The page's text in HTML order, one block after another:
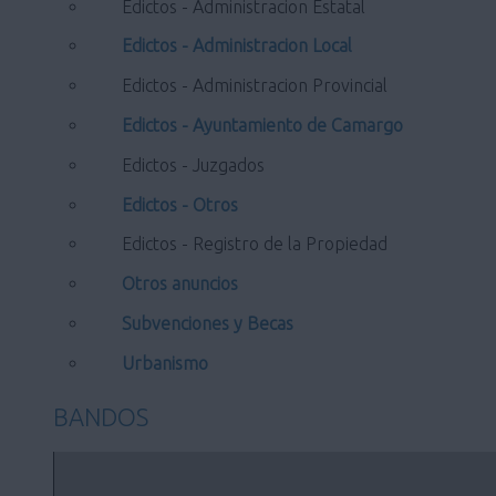
Edictos - Administracion Estatal
Edictos - Administracion Local
Edictos - Administracion Provincial
Edictos - Ayuntamiento de Camargo
Edictos - Juzgados
Edictos - Otros
Edictos - Registro de la Propiedad
Otros anuncios
Subvenciones y Becas
Urbanismo
BANDOS